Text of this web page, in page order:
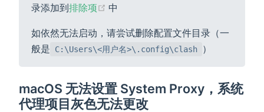
录添加到排除项 (opens new window)
中
如依然无法启动，请尝试删除配置文件目录（一
般是
C:\Users\<用户名>\.config\clash ）
macOS 无法设置 System Proxy，系统
代理项目灰色无法更改